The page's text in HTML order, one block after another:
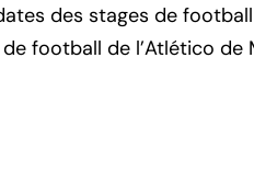
des stages de
football de l’Atlético de